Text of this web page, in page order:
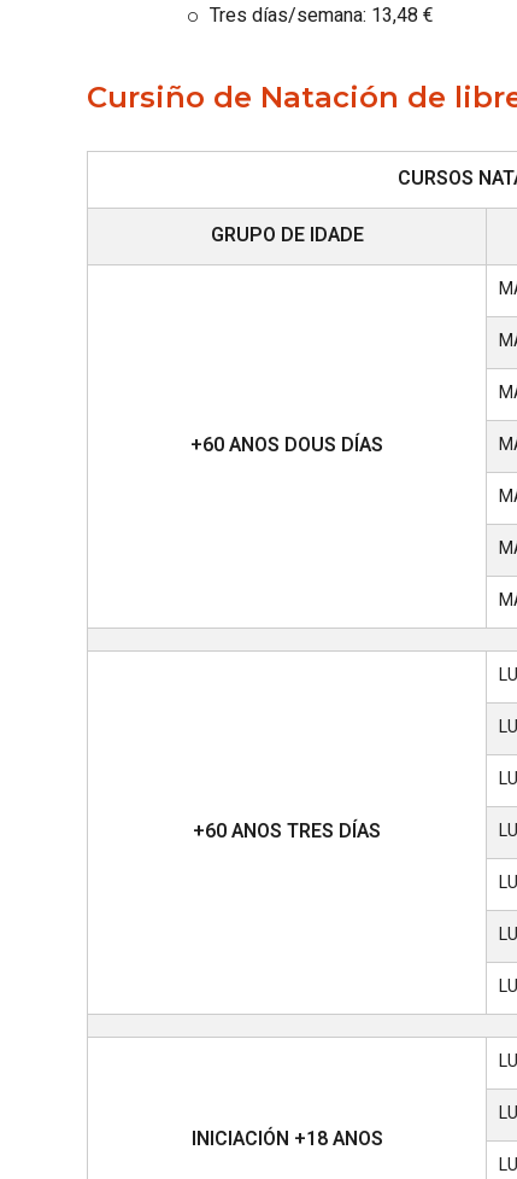
Tres días/semana: 13,48 €
Cursiño de Natación de
CURSOS
GRUPO DE IDADE
+60 ANOS DOUS DÍAS
+60 ANOS TRES DÍAS
INICIACIÓN +18 ANOS